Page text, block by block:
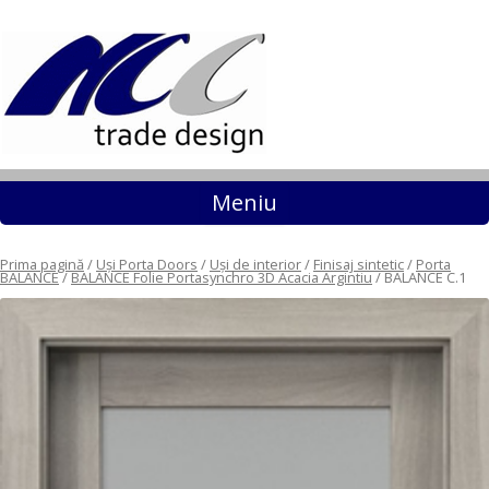
Meniu Sari la conținut
Prima pagină / Uși Porta Doors / Uși de interior/ Finisaj sintetic/ Porta
BALANCE/BALANCE Folie Portasynchro 3D Acacia Argintiu/ BALANCE C.1